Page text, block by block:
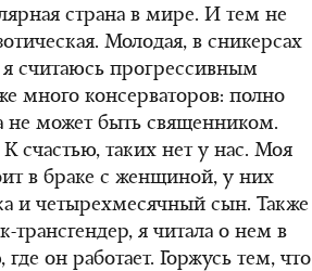
страна в мире. И тем не
Молодая, в сникерсах
считаюсь прогрессивным
много консерваторов: полно
не может быть священником.
счастью, таких нет у нас. Моя
в браке с женщиной, у них
и четырехмесячный сын. Также
трансгендер, я читала о нем в
он работает. Горжусь тем, что